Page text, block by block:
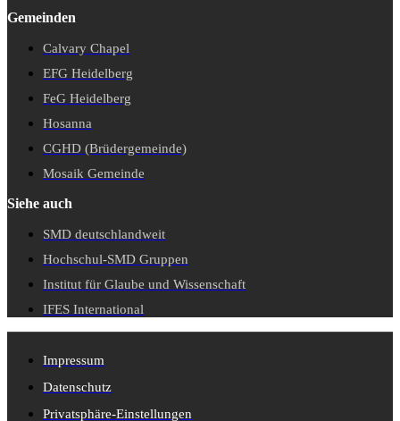
Gemeinden
Calvary Chapel
EFG Heidelberg
FeG Heidelberg
Hosanna
CGHD (Brüdergemeinde)
Mosaik Gemeinde
Siehe auch
SMD deutschlandweit
Hochschul-SMD Gruppen
Institut für Glaube und Wissenschaft
IFES International
Impressum
Datenschutz
Privatsphäre-Einstellungen